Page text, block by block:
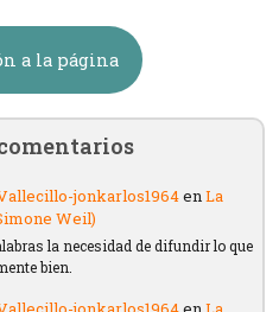
a la página
jonkarlos1964enLa
Weil)
la necesidad de difundir lo que
bien.